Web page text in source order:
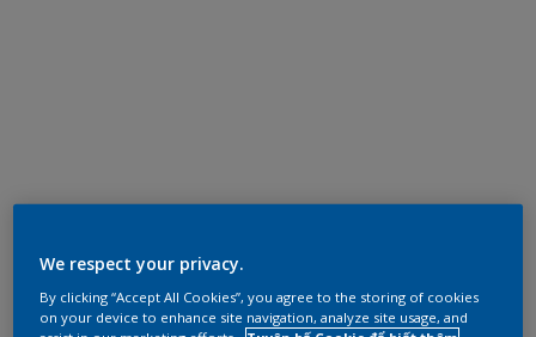
We respect your privacy.
By clicking “Accept All Cookies”, you agree to the storing of cookies
on your device to enhance site navigation, analyze site usage, and